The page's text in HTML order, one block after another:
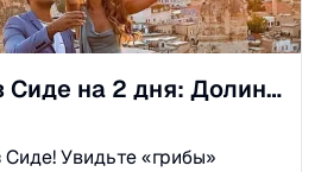
Каппадокия из Сиде на 2 дня: Долина Любви и крепости
Увидьте «грибы»